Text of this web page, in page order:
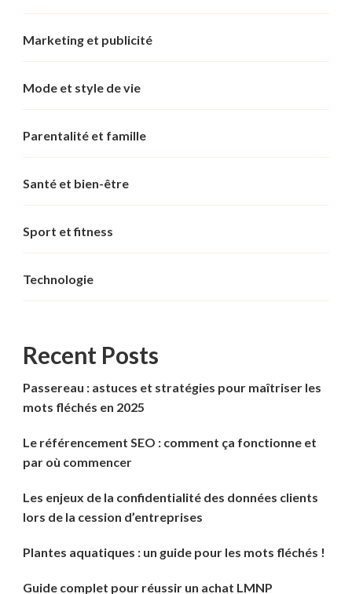
Marketing et publicité
Mode et style de vie
Parentalité et famille
Santé et bien-être
Sport et fitness
Technologie
Recent Posts
Passereau : astuces et stratégies pour maîtriser les
mots fléchés en 2025
Le référencement SEO : comment ça fonctionne et
par où commencer
Les enjeux de la confidentialité des données clients
lors de la cession d’entreprises
Plantes aquatiques : un guide pour les mots fléchés !
Guide complet pour réussir un achat LMNP